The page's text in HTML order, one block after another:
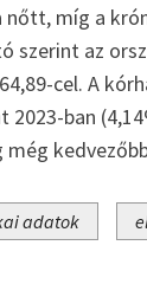
míg a
az
cel. A
ban
adatok